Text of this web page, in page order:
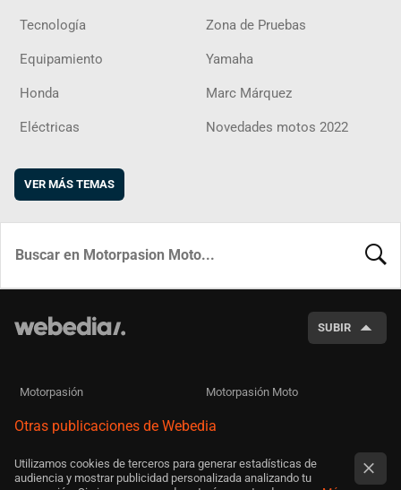
Tecnología Zona de Pruebas
Equipamiento Yamaha
Honda Marc Márquez
Eléctricas Novedades motos 2022
VER MÁS TEMAS
SUBIR
Motorpasión Motorpasión Moto
Otras publicaciones de Webedia
Utilizamos cookies de terceros para generar estadísticas de
audiencia y mostrar publicidad personalizada analizando tu